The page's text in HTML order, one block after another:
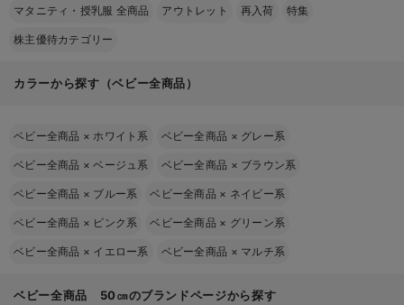
マタニティ・授乳服 全商品 アウトレット 再入荷 特集
株主優待カテゴリー
カラーから探す（ベビー全商品）
ベビー全商品 × ホワイト系 ベビー全商品 × グレー系
ベビー全商品 ×ベージュ系 ベビー全商品 × ブラウン系
ベビー全商品 × ブルー系 ベビー全商品 × ネイビー系
ベビー全商品 × ピンク系 ベビー全商品 × グリーン系
ベビー全商品 × イエロー系 ベビー全商品 × マルチ系
ベビー全商品 50㎝のブランドページから探す